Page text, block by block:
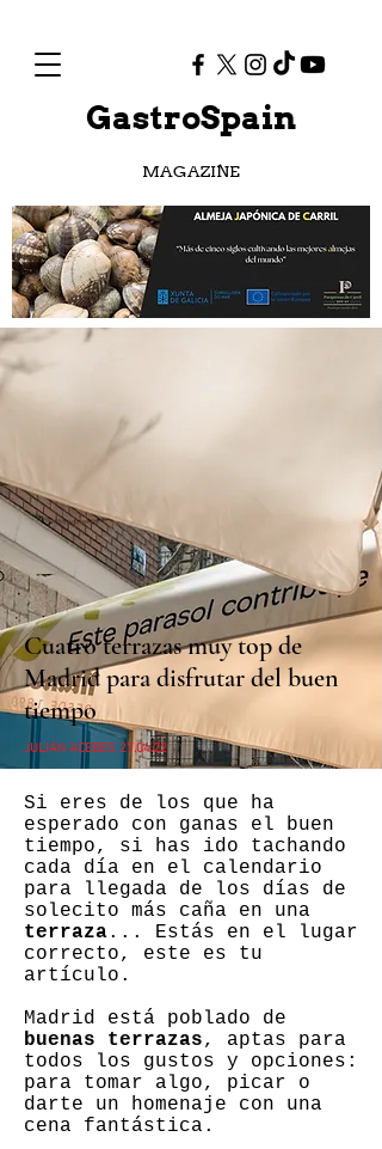
GastroSpain
MAGAZINE
Cuatro terrazas muy top de
Madrid para disfrutar del buen
tiempo
JULIÁN ACEBES 27.04.22
Si eres de los que ha
esperado con ganas el buen
tiempo, si has ido tachando
cada día en el calendario
para llegada de los días de
solecito más caña en una
terraza... Estás en el lugar
correcto, este es tu
artículo.
Madrid está poblado de
buenas terrazas, aptas para
todos los gustos y opciones:
para tomar algo, picar o
darte un homenaje con una
cena fantástica.